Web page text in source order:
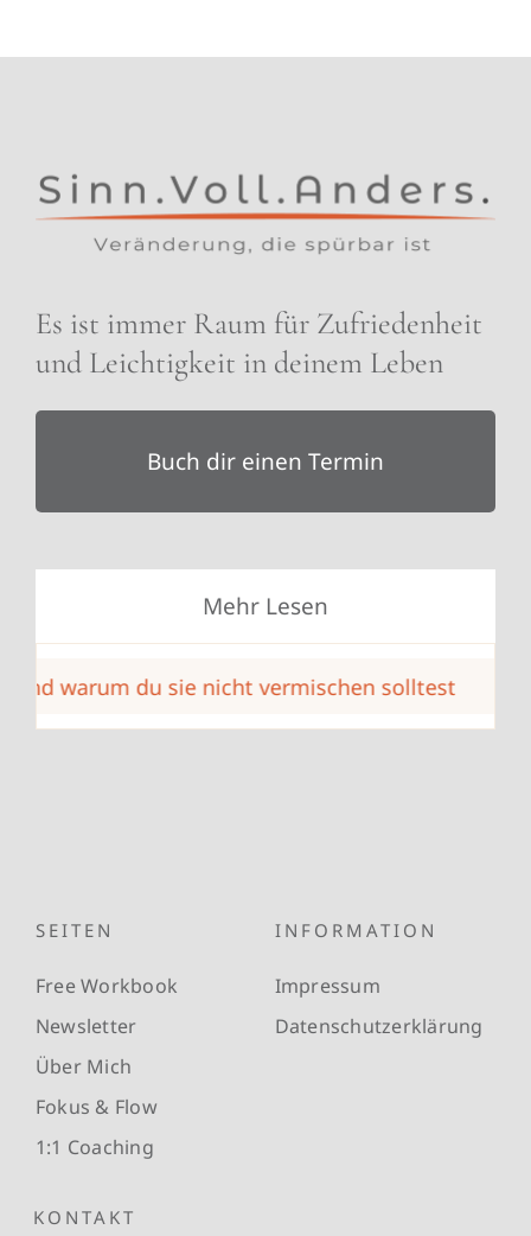
Es ist immer Raum für Zufriedenheit
und Leichtigkeit in deinem Leben
Buch dir einen Termin
Mehr Lesen
du sie nicht vermischen solltest Ist die
SEITEN
Free Workbook
Newsletter
Über Mich
Fokus & Flow
1:1 Coaching
INFORMATION
Impressum
Datenschutzerklärung
KONTAKT